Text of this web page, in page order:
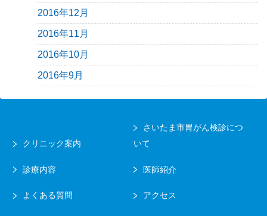
2016年12月
2016年11月
2016年10月
2016年9月
クリニック案内
さいたま市胃がん検診につ
いて
診療内容 医師紹介
よくある質問 アクセス